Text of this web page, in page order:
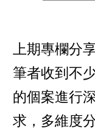
上期專欄分
筆者收到不
的個案進行
求，多維度